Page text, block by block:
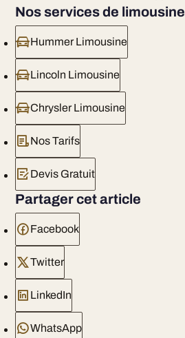
Nos services de limousine
Hummer Limousine
Lincoln Limousine
Chrysler Limousine
Nos Tarifs
Devis Gratuit
Partager cet article
Facebook
Twitter
LinkedIn
WhatsApp